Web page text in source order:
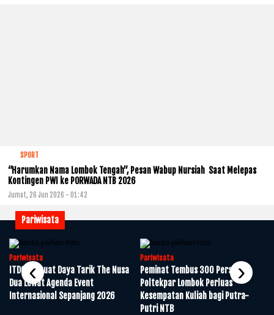
SPORT
“Harumkan Nama Lombok Tengah”, Pesan Wabup Nursiah Saat Melepas
Kontingen PWI ke PORWADA NTB 2026
Jumat, 26 Jun 2026 - 01:42
Pariwisata
Pariwisata
ITDC Perkuat Daya Tarik The Nusa
Dua Lewat Agenda Event
Internasional Sepanjang 2026
Pariwisata
Peminat Tembus 300 Persen,
Poltekpar Lombok Perluas
Kesempatan Kuliah bagi Putra-
Putri NTB
‹ ›